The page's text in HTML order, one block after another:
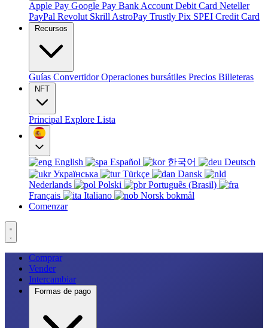
Apple Pay Google Pay Bank Account Debit Card Neteller
PayPal Revolut Skrill AstroPay Trustly Pix SPEI Credit Card
Recursos
Guías ConvertidorOperaciones bursátiles Precios Billeteras
NFT
Principal Explore Lista
English Español 한국어
Deutsch
Українська
Türkçe
Dansk
Nederlands
Polski
Português (Brasil)
Français
Italiano
Norsk bokmål
Comenzar
Comprar
Vender
Intercambiar
Formas de pago